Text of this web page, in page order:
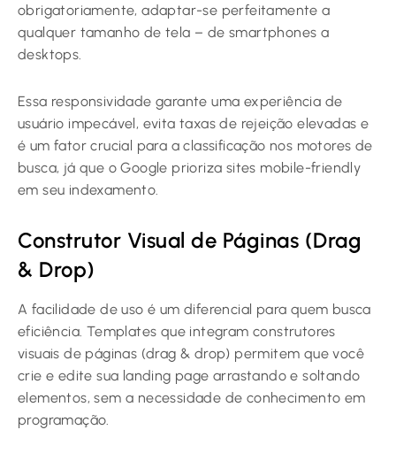
obrigatoriamente, adaptar-se perfeitamente a
qualquer tamanho de tela – de smartphones a
desktops.
Essa responsividade garante uma experiência de
usuário impecável, evita taxas de rejeição elevadas e
é um fator crucial para a classificação nos motores de
busca, já que o Google prioriza sites mobile-friendly
em seu indexamento.
Construtor Visual de Páginas (Drag
& Drop)
A facilidade de uso é um diferencial para quem busca
eficiência. Templates que integram construtores
visuais de páginas (drag & drop) permitem que você
crie e edite sua landing page arrastando e soltando
elementos, sem a necessidade de conhecimento em
programação.